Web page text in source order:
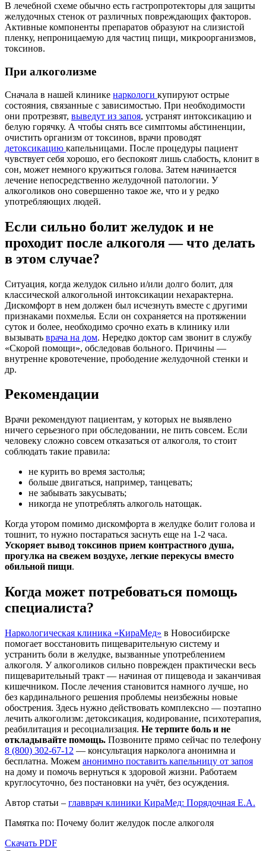
В лечебной схеме обычно есть гастропротекторы для защиты
желудочных стенок от различных повреждающих факторов.
Активные компоненты препаратов образуют на слизистой
пленку, непроницаемую для частиц пищи, микроорганизмов,
токсинов.
При алкоголизме
Сначала в нашей клинике наркологи купируют острые
состояния, связанные с зависимостью. При необходимости
они протрезвят, выведут из запоя, устранят интоксикацию и
белую горячку. А чтобы снять все симптомы абстиненции,
очистить организм от токсинов, врачи проводят
детоксикацию капельницами. После процедуры пациент
чувствует себя хорошо, его беспокоят лишь слабость, клонит в
сон, может немного кружиться голова. Затем начинается
лечение непосредственно желудочной патологии. У
алкоголиков оно совершенно такое же, что и у редко
употребляющих людей.
Если сильно болит желудок и не
проходит после алкоголя — что делать
в этом случае?
Ситуация, когда желудок сильно и/или долго болит, для
классической алкогольной интоксикации нехарактерна.
Дискомфорт в нем должен был исчезнуть вместе с другими
признаками похмелья. Если он сохраняется на протяжении
суток и более, необходимо срочно ехать в клинику или
вызывать врача на дом. Нередко доктор сам звонит в службу
«Скорой помощи», обследовав больного. Причины —
внутренне кровотечение, прободение желудочной стенки и
др.
Рекомендации
Врачи рекомендуют пациентам, у которых не выявлено
ничего серьезного при обследовании, не пить совсем. Если
человеку сложно совсем отказаться от алкоголя, то стоит
соблюдать такие правила:
не курить во время застолья;
больше двигаться, например, танцевать;
не забывать закусывать;
никогда не употреблять алкоголь натощак.
Когда утором помимо дискомфорта в желудке болит голова и
тошнит, то нужно постараться заснуть еще на 1-2 часа.
Ускоряет вывод токсинов прием контрастного душа,
прогулка на свежем воздухе, легкие перекусы вместо
обильной пищи.
Когда может потребоваться помощь
специалиста?
Наркологическая клиника «КираМед» в Новосибирске
помогает восстановить пищеварительную систему и
устранить боли в желудке, вызванные употреблением
алкоголя. У алкоголиков сильно поврежден практически весь
пищеварительный тракт — начиная от пищевода и заканчивая
кишечником. После лечения становится намного лучше, но
без кардинального решения проблемы неизбежны новые
обострения. Здесь нужно действовать комплексно — поэтапно
лечить алкоголизм: детоксикация, кодирование, психотерапия,
реабилитация и ресоциализация. Не терпите боль и не
откладывайте помощь. Позвоните прямо сейчас по телефону
8 (800) 302-67-12 — консультация нарколога анонимна и
бесплатна. Можем анонимно поставить капельницу от запоя
на дому и помочь вернуться к здоровой жизни. Работаем
круглосуточно, без постановки на учёт, без осуждения.
Автор статьи – главврач клиники КираМед: Порядочная Е.А.
Памятка по: Почему болит желудок после алкоголя
Скачать PDF